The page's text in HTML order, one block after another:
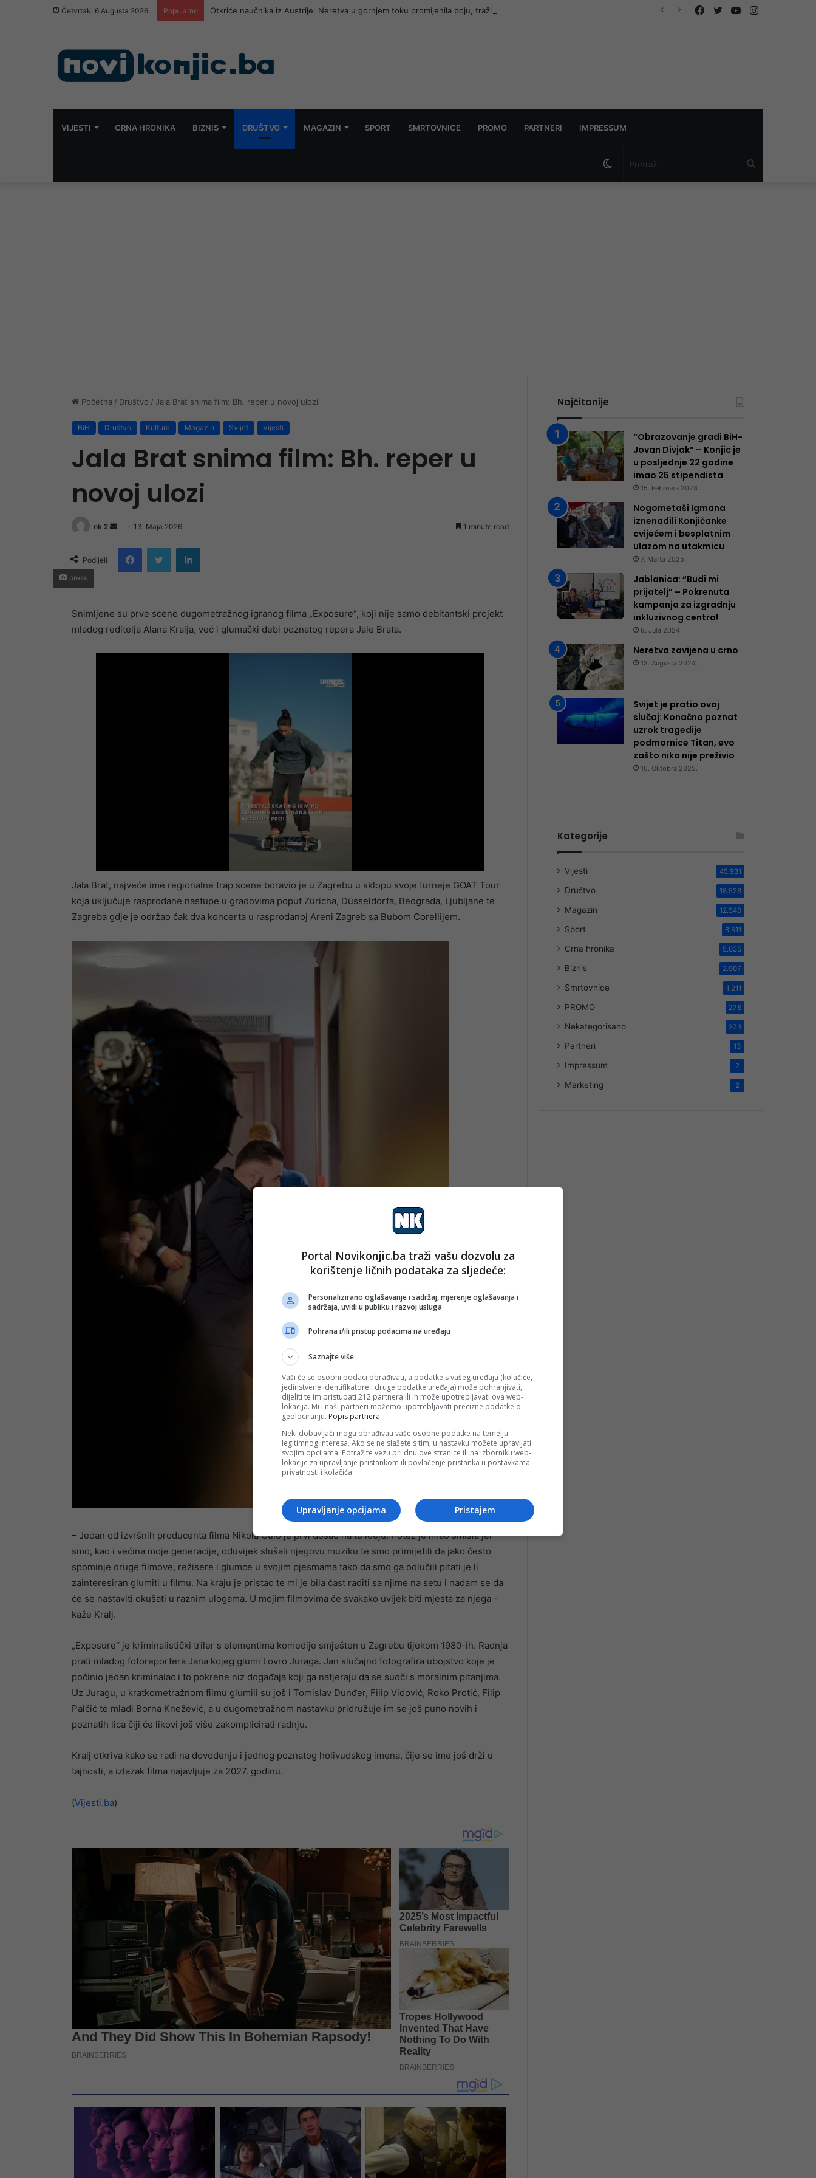
Četvrtak, 6 Augusta 2026 Popularno Otkriće naučnika iz Austrije: Neretva u gornjem toku promijenila boju, traži se nezavisna istraga Instagram
YouTube
Twitter
Facebook
VIJESTI CRNA HRONIKA BIZNIS DRUŠTVO MAGAZIN SPORT SMRTOVNICE PROMO PARTNERI IMPRESSUM
Switch
Početna / Društvo / Jala Brat snima film: Bh. reper u novoj ulozi
BiH Društvo Kultura Magazin Svijet Vijesti
Jala Brat snima film: Bh. reper u
novoj ulozi
nk 2
Send
email
13. Maja 2026. 1 minute read
Podijeli
FacebookTwitter LinkedIn
press
Snimljene su prve scene dugometražnog igranog filma „Exposure“, koji nije samo debitantski projekt
mladog reditelja Alana Kralja, već i glumački debi poznatog repera Jale Brata.
Jala Brat, najveće ime regionalne trap scene boravio je u Zagrebu u sklopu svoje turneje GOAT Tour
koja uključuje rasprodane nastupe u gradovima poput Züricha, Düsseldorfa, Beograda, Ljubljane te
Zagreba gdje je održao čak dva koncerta u rasprodanoj Areni Zagreb sa Bubom Corellijem.
– Jedan od izvršnih producenta filma Nikola Čulo je prvi došao na tu ideju. Potez je imao smisla jer
smo, kao i većina moje generacije, oduvijek slušali njegovu muziku te smo primijetili da jako često
spominje druge filmove, režisere i glumce u svojim pjesmama tako da smo ga odlučili pitati je li
zainteresiran glumiti u filmu. Na kraju je pristao te mi je bila čast raditi sa njime na setu i nadam se da
će se nastaviti okušati u raznim ulogama. U mojim filmovima će svakako uvijek biti mjesta za njega –
kaže Kralj.
„Exposure“ je kriminalistički triler s elementima komedije smješten u Zagrebu tijekom 1980-ih. Radnja
prati mladog fotoreportera Jana kojeg glumi Lovro Juraga. Jan slučajno fotografira ubojstvo koje je
počinio jedan kriminalac i to pokrene niz događaja koji ga natjeraju da se suoči s moralnim pitanjima.
Uz Juragu, u kratkometražnom filmu glumili su još i Tomislav Dunđer, Filip Vidović, Roko Protić, Filip
Palčić te mladi Borna Knežević, a u dugometražnom nastavku pridružuje im se još puno novih i
poznatih lica čiji će likovi još više zakomplicirati radnju.
Kralj otkriva kako se radi na dovođenju i jednog poznatog holivudskog imena, čije se ime još drži u
tajnosti, a izlazak filma najavljuje za 2027. godinu.
(Vijesti.ba)
Najčitanije
“Obrazovanje gradi BiH-
Jovan Divjak“ – Konjic je
u posljednje 22 godine
imao 25 ​​stipendista
15. Februara 2023.
Nogometaši Igmana
iznenadili Konjičanke
cvijećem i besplatnim
ulazom na utakmicu
7. Marta 2025.
Jablanica: “Budi mi
prijatelj” – Pokrenuta
kampanja za izgradnju
inkluzivnog centra!
9. Jula 2024.
Neretva zavijena u crno
13. Augusta 2024.
Svijet je pratio ovaj
slučaj: Konačno poznat
uzrok tragedije
podmornice Titan, evo
zašto niko nije preživio
16. Oktobra 2025.
Kategorije
Vijesti 45.931
Društvo 18.528
Magazin 12.540
Sport 8.511
Crna hronika 5.035
Biznis 2.907
Smrtovnice 1.211
PROMO 278
Nekategorisano 273
Partneri 13
Impressum 2
Marketing 2
Portal Novikonjic.ba traži vašu dozvolu za
korištenje ličnih podataka za sljedeće:
Personalizirano oglašavanje i sadržaj, mjerenje oglašavanja i
sadržaja, uvidi u publiku i razvoj usluga
Pohrana i/ili pristup podacima na uređaju
Saznajte više
Vaši će se osobni podaci obrađivati, a podatke s vašeg uređaja (kolačiće,
jedinstvene identifikatore i druge podatke uređaja) može pohranjivati,
dijeliti te im pristupati 212 partnera ili ih može upotrebljavati ova web-
lokacija. Mi i naši partneri možemo upotrebljavati precizne podatke o
geolociranju. Popis partnera.
Neki dobavljači mogu obrađivati vaše osobne podatke na temelju
legitimnog interesa. Ako se ne slažete s tim, u nastavku možete upravljati
svojim opcijama. Potražite vezu pri dnu ove stranice ili na izborniku web-
lokacije za upravljanje pristankom ili povlačenje pristanka u postavkama
privatnosti i kolačića.
Pristajem
Upravljanje opcijama